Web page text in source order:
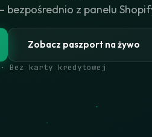
bezpośrednio z panelu
Zobacz paszport na żywo
Bez karty kredytowej